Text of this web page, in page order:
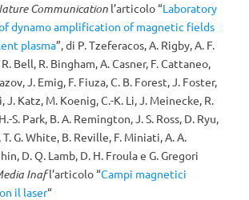
Communication l’articolo “Laboratory
dynamo amplification of magnetic fields
plasma”, di P. Tzeferacos, A. Rigby, A. F.
Bell, R. Bingham, A. Casner, F. Cattaneo,
J. Emig, F. Fiuza, C. B. Forest, J. Foster,
J. Katz, M. Koenig, C.-K. Li, J. Meinecke, R.
S. Park, B. A. Remington, J. S. Ross, D. Ryu,
G. White, B. Reville, F. Miniati, A. A.
D. Q. Lamb, D. H. Froula e G. Gregori
Inafl’articolo “Campi magnetici
il laser“